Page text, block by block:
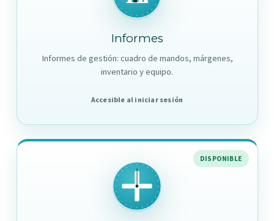
Informes
Informes de gestión: cuadro de mandos, márgenes,
inventario y equipo.
Accesible al iniciar sesión
DISPONIBLE